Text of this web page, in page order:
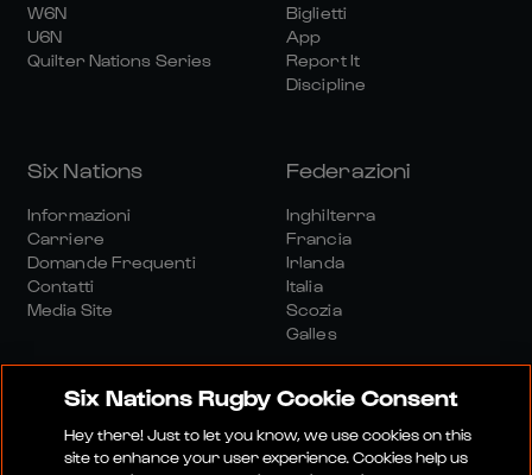
W6N
U6N
Quilter Nations Series
Biglietti
App
Report It
Discipline
Six Nations
Informazioni
Carriere
Domande Frequenti
Contatti
Media Site
Federazioni
Inghilterra
Francia
Irlanda
Italia
Scozia
Galles
Six Nations Rugby Cookie Consent
Hey there! Just to let you know, we use cookies on this
site to enhance your user experience. Cookies help us